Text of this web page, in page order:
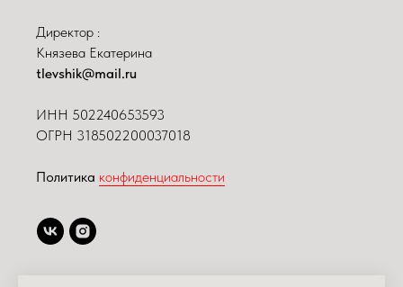
Директор :
Князева Екатерина
tlevshik@mail.ru
ИНН 502240653593
ОГРН 318502200037018
Политика конфиденциальности